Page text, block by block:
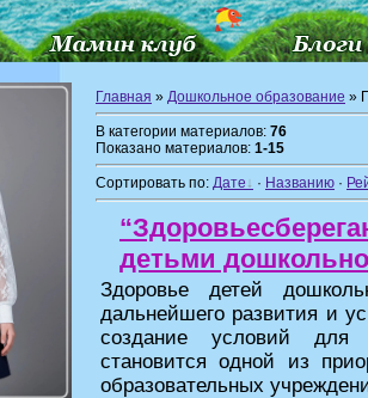
Главная » Дошкольное образование »
В категории материалов: 76
Показано материалов: 1-15
Сортировать по: Дате · Названию ·
детьми
Здоровье детей
дальнейшего развития и
создание условий для
становится одной из
образовательных